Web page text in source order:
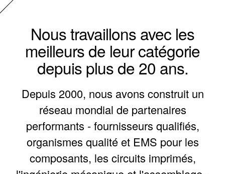
Nous travaillons avec les
meilleurs de leur catégorie
depuis plus de 20 ans.
Depuis 2000, nous avons construit un
réseau mondial de partenaires
performants - fournisseurs qualifiés,
organismes qualité et EMS pour les
composants, les circuits imprimés,